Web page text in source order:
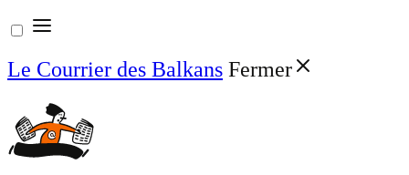
Aller
au
contenu
Le Courrier des Balkans Fermer